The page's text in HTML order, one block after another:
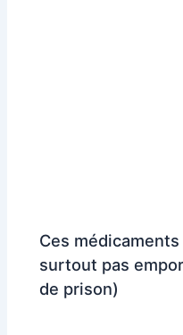
Ces
surtout pas
de prison)